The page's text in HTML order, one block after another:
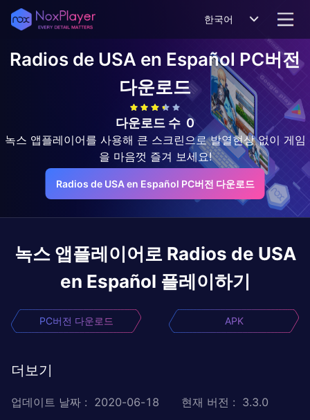
한국어
Radios de USA en Español PC버전
다운로드
다운로드 수 0
녹스 앱플레이어를 사용해 큰 스크린으로 발열현상 없이 게임
을 마음껏 즐겨 보세요!
Radios de USA en Español PC버전 다운로드
녹스 앱플레이어로 Radios de USA
en Español 플레이하기
PC버전 다운로드 APK
더보기
업데이트 날짜 : 2020-06-18 현재 버전 : 3.3.0